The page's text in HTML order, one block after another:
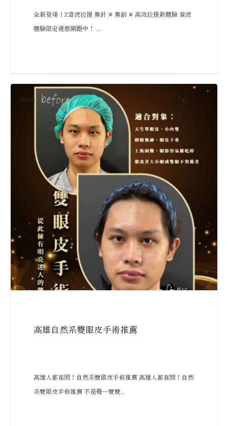
全新登場｜Z音波拉提 無針 ✕ 無創 ✕ 高效拉提新體驗 首波
體驗限定優惠開跑中！ ...
NEWS
高雄自然系雙眼皮手術推薦
高雄人都在問！自然系雙眼皮手術推薦 高雄人都在問！自然
系雙眼皮手術推薦 不是每一雙雙...